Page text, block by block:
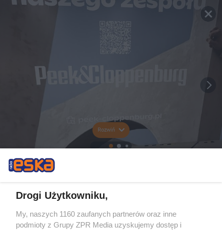
Rozwiń
Drogi Użytkowniku,
My, naszych 1160 zaufanych partnerów oraz inne
podmioty z Grupy ZPR Media uzyskujemy dostęp i